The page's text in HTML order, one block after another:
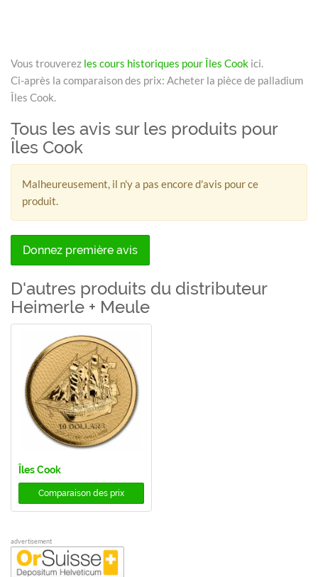
Vous trouverez les cours historiques pour Îles Cook ici.
Ci-après la comparaison des prix: Acheter la pièce de palladium
Îles Cook.
Tous les avis sur les produits pour
Îles Cook
Malheureusement, il n'y a pas encore d'avis pour ce
produit.
Donnez première avis
D'autres produits du distributeur
Heimerle + Meule
Îles Cook
Comparaison des prix
advertisement